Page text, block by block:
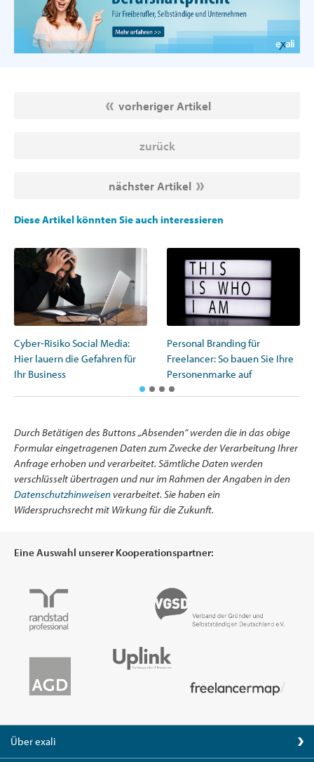
vorheriger Artikel
zurück
nächster Artikel
Diese Artikel könnten Sie auch interessieren
Cyber-Risiko Social Media:
Hier lauern die Gefahren für
Ihr Business
Personal Branding für
Freelancer: So bauen Sie Ihre
Personenmarke auf
Durch Betätigen des Buttons „Absenden“ werden die in das obige
Formular eingetragenen Daten zum Zwecke der Verarbeitung Ihrer
Anfrage erhoben und verarbeitet. Sämtliche Daten werden
verschlüsselt übertragen und nur im Rahmen der Angaben in den
Datenschutzhinweisenverarbeitet. Sie haben ein
Widerspruchsrecht mit Wirkung für die Zukunft.
Eine Auswahl unserer Kooperationspartner:
Über exali